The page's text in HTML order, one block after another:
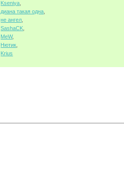
Kseniya
диана такая одна
не ангел
SashaCK
MeW,
Нютик
Krius